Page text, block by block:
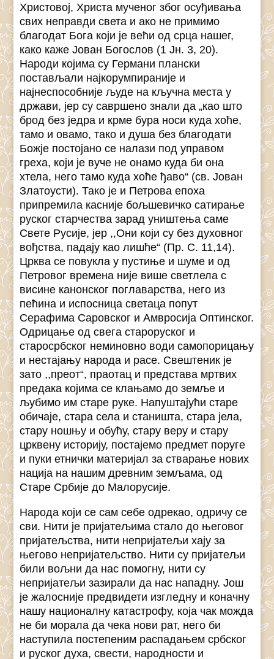
Христовој, Христа мученог због осуђивања
свих неправди света и ако не примимо
благодат Бога који је већи од срца нашег,
како каже Јован Богослов (1 Јн. 3, 20).
Народи којима су Германи плански
постављали најкорумпираније и
најнеспособније људе на кључна места у
држави, јер су савршено знали да „као што
брод без једра и крме бура носи куда хоће,
тамо и овамо, тако и душа без благодати
Божје постојано се налази под управом
греха, који је вуче не онамо куда би она
хтела, него тамо куда хоће ђаво“ (св. Јован
Златоусти). Тако је и Петрова епоха
припремила касније бољшевичко сатирање
руског старчества зарад уништења саме
Свете Русије, јер ,,Они који су без духовног
вођства, падају као лишће“ (Пр. С. 11,14).
Црква се повукла у пустиње и шуме и од
Петровог времена није више светлела с
висине канонског поглаварства, него из
пећина и испосница светаца попут
Серафима Саровског и Амвросија Оптинског.
Одрицање од свега староруског и
старосрбског неминовно води самопорицању
и нестајању народа и расе. Свештеник је
зато ,,преот“, праотац и представа мртвих
предака којима се клањамо до земље и
љубимо им старе руке. Напуштајући старе
обичаје, стара села и станишта, стара јела,
стару ношњу и обућу, стару веру и стару
црквену историју, постајемо предмет поруге
и пуки етнички материјал за стварање нових
нација на нашим древним земљама, од
Старе Србије до Малорусије.
Народа који се сам себе одрекао, одричу се
сви. Нити је пријатељима стало до његовог
пријатељства, нити непријатељи хају за
његово непријатељство. Нити су пријатељи
били вољни да нас помогну, нити су
непријатељи зазирали да нас нападну. Још
је жалосније предвидети изгледну и коначну
нашу националну катастрофу, која чак можда
не би морала да чека нови рат, него би
наступила постепеним распадањем србског
и руског духа, свести, народности и